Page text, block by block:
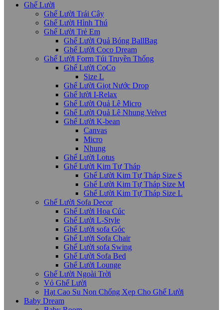
Ghế Lười
Ghế Lười Trái Cây
Ghế Lười Hình Thú
Ghế Lười Trẻ Em
Ghế Lười Quả Bóng BallBag
Ghế Lười Coco Dream
Ghế Lười Form Túi Truyền Thống
Ghế Lười CoCo
Size L
Ghế Lười Giọt Nước Drop
Ghế lười I-Relax
Ghế Lười Quả Lê Micro
Ghế Lười Quả Lê Nhung Velvet
Ghế Lười K-bean
Canvas
Micro
Nhung
Ghế Lười Lotus
Ghế Lười Kim Tự Tháp
Ghế Lười Kim Tự Tháp Size S
Ghế Lười Kim Tự Tháp Size M
Ghế Lười Kim Tự Tháp Size L
Ghế Lười Sofa Decor
Ghế Lười Hoa Cúc
Ghế Lười L-Style
Ghế Lười sofa Góc
Ghế Lười Sofa Chair
Ghế Lười sofa Swing
Ghế Lười Sofa Bed
Ghế Lười Lounge
Ghế Lười Ngoài Trời
Vỏ Ghế Lười
Hạt Cao Su Non Chống Xẹp Cho Ghế Lười
Baby Dream